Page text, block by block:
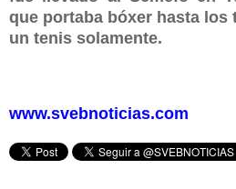
que portaba bóxer hasta
un tenis solamente.
www.svebnoticias.com